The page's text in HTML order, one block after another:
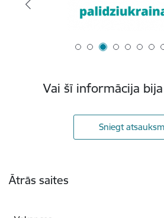
Vai šī informācija
Sniegt
Ātrās saites